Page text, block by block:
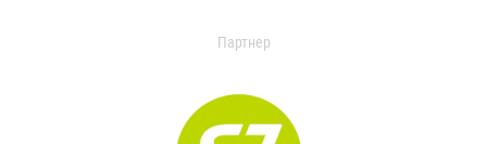
Партнер